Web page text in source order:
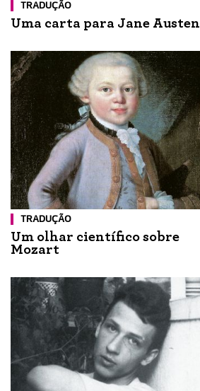
TRADUÇÃO
Uma carta para Jane Austen
TRADUÇÃO
Um olhar científico sobre
Mozart